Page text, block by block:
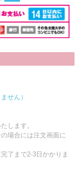
せん）
します。
場合には注文画面に
了まで2-3日かかりま